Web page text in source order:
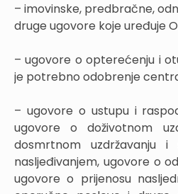
– imovinske, predbračne,
druge ugovore koje uređuje
– ugovore o opterećenju i
je potrebno odobrenje
– ugovore o ustupu i
ugovore o doživotnom
dosmrtnom uzdržavanju
nasljeđivanjem, ugovore o
ugovore o prijenosu